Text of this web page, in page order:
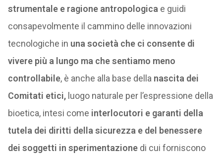
strumentale e ragione antropologica e guidi
consapevolmente il cammino delle innovazioni
tecnologiche in una società che ci consente di
vivere più a lungo ma che sentiamo meno
controllabile, è anche alla base della nascita dei
Comitati etici,luogo naturale per l’espressione della
bioetica, intesi come interlocutori e garanti della
tutela dei diritti della sicurezza e del benessere
dei soggetti in sperimentazionedi cui forniscono